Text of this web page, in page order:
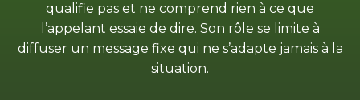
qualifie pas et ne comprend rien à ce que
l’appelant essaie de dire. Son rôle se limite à
diffuser un message fixe qui ne s’adapte jamais à la
situation.